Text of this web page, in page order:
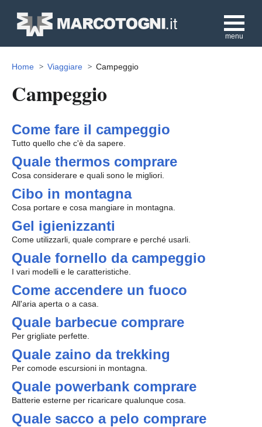
menu
Home Viaggiare Campeggio
Campeggio
Come fare il campeggio
Tutto quello che c'è da sapere.
Quale thermos comprare
Cosa considerare e quali sono le migliori.
Cibo in montagna
Cosa portare e cosa mangiare in montagna.
Gel igienizzanti
Come utilizzarli, quale comprare e perché usarli.
Quale fornello da campeggio
I vari modelli e le caratteristiche.
Come accendere un fuoco
All'aria aperta o a casa.
Quale barbecue comprare
Per grigliate perfette.
Quale zaino da trekking
Per comode escursioni in montagna.
Quale powerbank comprare
Batterie esterne per ricaricare qualunque cosa.
Quale sacco a pelo comprare